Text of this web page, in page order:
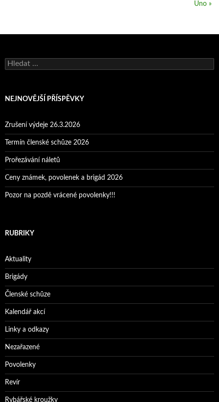
Úno »
Vyhledávání
NEJNOVĚJŠÍ PŘÍSPĚVKY
Zrušení výdeje 26.3.2026
Termín členské schůze 2026
Prořezávání náletů
Ceny známek, povolenek a brigád 2026
Pozor na pozdě vrácené povolenky!!!
RUBRIKY
Aktuality
Brigády
Členské schůze
Kalendář akcí
Linky a odkazy
Nezařazené
Povolenky
Revír
Rybářské kroužky